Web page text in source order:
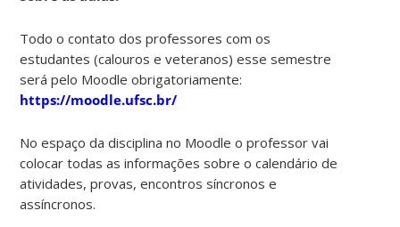
Todo o contato dos professores com os
estudantes (calouros e veteranos) esse semestre
será pelo Moodle obrigatoriamente:
https://moodle.ufsc.br/
No espaço da disciplina no Moodle o professor vai
colocar todas as informações sobre o calendário de
atividades, provas, encontros síncronos e
assíncronos.